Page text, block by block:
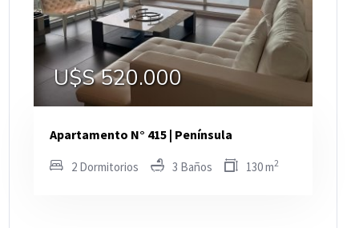
U$S 520.000
Apartamento N° 415 | Península
2 Dormitorios 3 Baños 130 m2